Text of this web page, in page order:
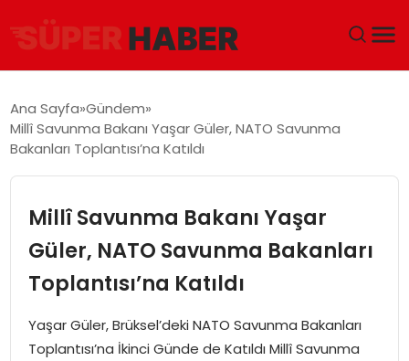
GÜNDEM
EKONOMI
MAGAZIN
Ana Sayfa Gündem
Millî Savunma Bakanı Yaşar Güler, NATO Savunma
Bakanları Toplantısı’na Katıldı
Millî Savunma Bakanı Yaşar
Güler, NATO Savunma Bakanları
Toplantısı’na Katıldı
Yaşar Güler, Brüksel’deki NATO Savunma Bakanları
Toplantısı’na İkinci Günde de Katıldı Millî Savunma